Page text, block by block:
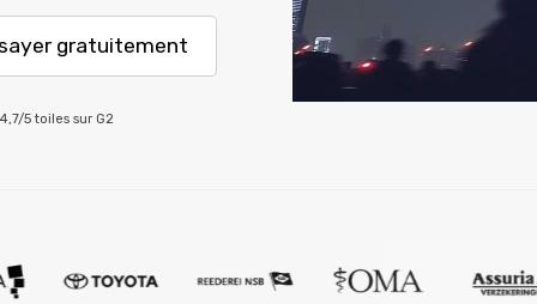
gratuitement
4,7/5 toiles sur G2